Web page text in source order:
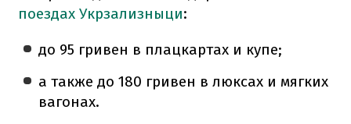
поездах Укрзализныци:
до 95 гривен в плацкартах и купе;
а также до 180 гривен в люксах и мягких
вагонах.